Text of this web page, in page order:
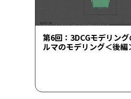
第6回：3DCGモデリン
ルマのモデリング＜後編